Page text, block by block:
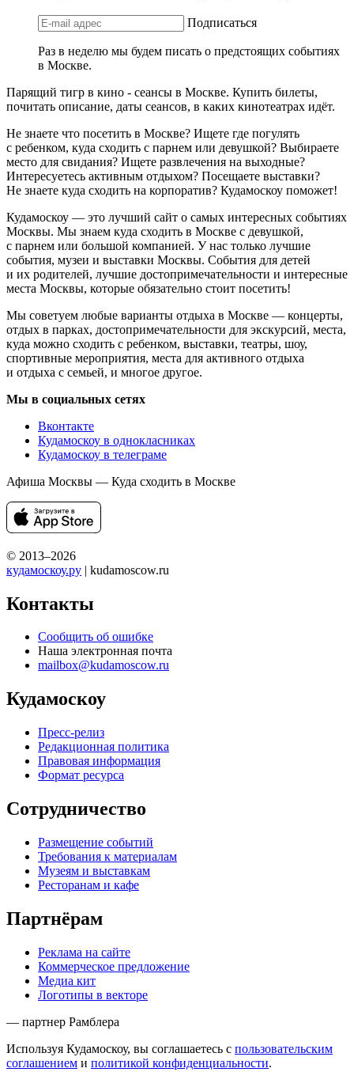
Подписаться
Раз в неделю мы будем писать о предстоящих событиях
в Москве.
Парящий тигр в кино - сеансы в Москве. Купить билеты,
почитать описание, даты сеансов, в каких кинотеатрах идёт.
Не знаете что посетить в Москве? Ищете где погулять
с ребенком, куда сходить с парнем или девушкой? Выбираете
место для свидания? Ищете развлечения на выходные?
Интересуетесь активным отдыхом? Посещаете выставки?
Не знаете куда сходить на корпоратив? Кудамоскоу поможет!
Кудамоскоу — это лучший сайт о самых интересных событиях
Москвы. Мы знаем куда сходить в Москве с девушкой,
с парнем или большой компанией. У нас только лучшие
события, музеи и выставки Москвы. События для детей
и их родителей, лучшие достопримечательности и интересные
места Москвы, которые обязательно стоит посетить!
Мы советуем любые варианты отдыха в Москве — концерты,
отдых в парках, достопримечательности для экскурсий, места,
куда можно сходить с ребенком, выставки, театры, шоу,
спортивные мероприятия, места для активного отдыха
и отдыха с семьей, и многое другое.
Мы в социальных сетях
Вконтакте
Кудамоскоу в однокласниках
Кудамоскоу в телеграме
Афиша Москвы — Куда сходить в Москве
© 2013–2026
кудамоскоу.ру | kudamoscow.ru
Контакты
Сообщить об ошибке
Наша электронная почта
mailbox@kudamoscow.ru
Кудамоскоу
Пресс-релиз
Редакционная политика
Правовая информация
Формат ресурса
Сотрудничество
Размещение событий
Требования к материалам
Музеям и выставкам
Ресторанам и кафе
Партнёрам
Реклама на сайте
Коммерческое предложение
Медиа кит
Логотипы в векторе
— партнер Рамблера
Используя Кудамоскоу, вы соглашаетесь с пользовательским
соглашением и политикой конфиденциальности.